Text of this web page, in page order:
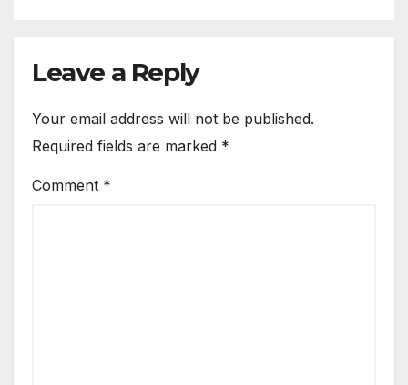
AKTIVITAS GALIAN C YANG
DIDUGA ILEGAL
Leave a Reply
Your email address will not be published.
Required fields are marked *
Comment *